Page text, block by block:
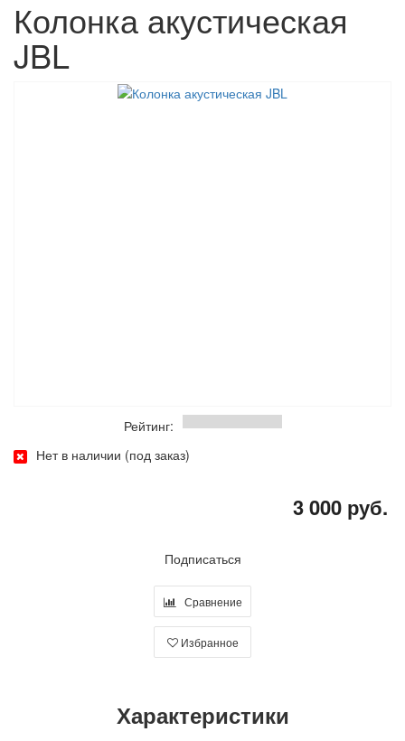
Колонка акустическая
JBL
Рейтинг:
Нет в наличии (под заказ)
3 000 руб.
Подписаться
Сравнение
Избранное
Характеристики